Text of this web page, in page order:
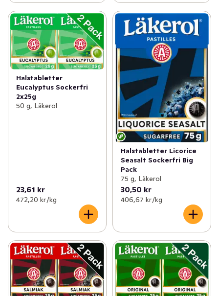
Halstabletter
Eucalyptus Sockerfri
2x25g
50 g, Läkerol
23,61 kr
472,20 kr /kg
Halstabletter Licorice
Seasalt Sockerfri Big
Pack
75 g, Läkerol
30,50 kr
406,67 kr /kg